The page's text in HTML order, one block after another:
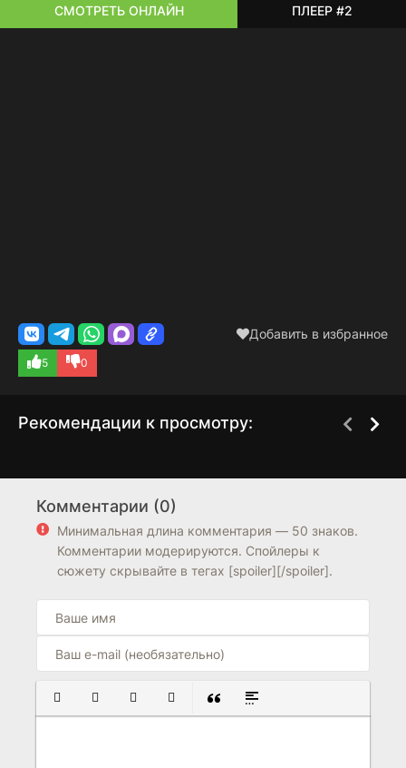
СМОТРЕТЬ ОНЛАЙН ПЛЕЕР #2
Добавить в избранное
5 0
Рекомендации к просмотру:
8.2 8.0
Комментарии (0)
Минимальная длина комментария — 50 знаков.
Комментарии модерируются. Спойлеры к
сюжету скрывайте в тегах [spoiler][/spoiler].
ПОЛУЖИРНЫЙ
КУРСИВПОДЧЕРКНУТЫЙ
ЗАЧЕРКНУТЫЙ
ВСТАВКА ЦИТАТЫ
ВСТАВКА СПОЙЛЕРА